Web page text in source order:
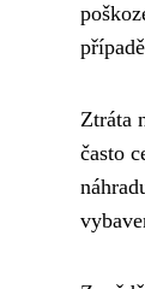
Ztráta
často